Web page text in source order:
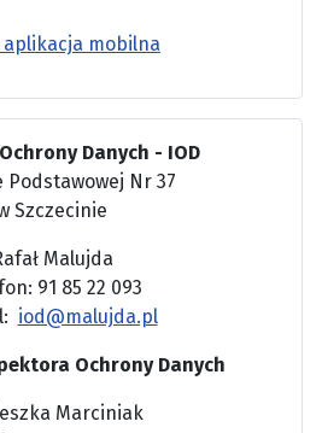
aplikacja mobilna
Danych - IOD
Podstawowej Nr 37
Szczecinie
Malujda
91 85 22 093
iod@malujda.pl
Ochrony Danych
Marciniak